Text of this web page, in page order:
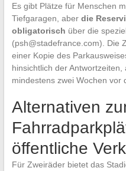
Es gibt Plätze für Menschen
Tiefgaragen, aber die
obligatorisch über die
(psh@stadefrance.com). Die
einer Kopie des
hinsichtlich der
mindestens zwei Wochen vor
Alternativen
öffentliche
Für Zweiräder bietet das